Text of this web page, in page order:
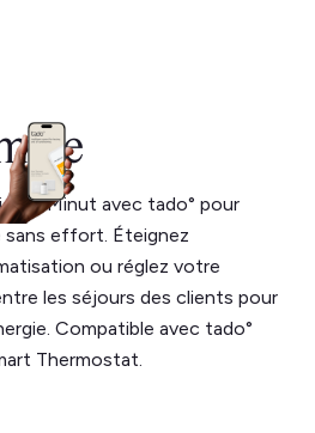
Minut avec tado° pour
sans effort. Éteignez
ou réglez votre
les séjours des clients pour
Compatible avec tado°
Thermostat.